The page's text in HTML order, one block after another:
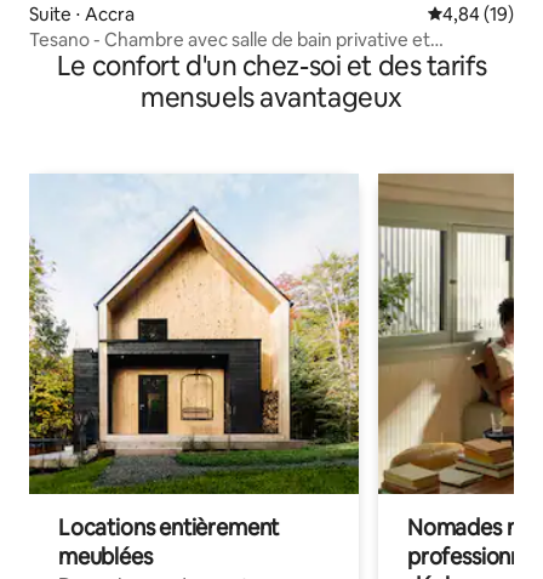
Suite ⋅ Accra Évaluation
4,84 (19)
Tesano - Chambre avec salle de bain privative et
climatisation Chambre 1
Le confort d'un chez-soi et des tarifs
mensuels avantageux
Locations entièrement
meublées
Nomades